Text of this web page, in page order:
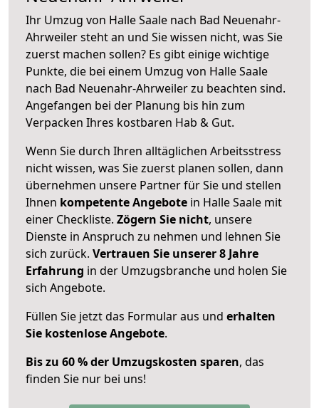
Ihr Umzug von Halle Saale nach Bad Neuenahr-
Ahrweiler steht an und Sie wissen nicht, was Sie
zuerst machen sollen? Es gibt einige wichtige
Punkte, die bei einem Umzug von Halle Saale
nach Bad Neuenahr-Ahrweiler zu beachten sind.
Angefangen bei der Planung bis hin zum
Verpacken Ihres kostbaren Hab & Gut.
Wenn Sie durch Ihren alltäglichen Arbeitsstress
nicht wissen, was Sie zuerst planen sollen, dann
übernehmen unsere Partner für Sie und stellen
Ihnen kompetente Angebote in Halle Saale mit
einer Checkliste. Zögern Sie nicht, unsere
Dienste in Anspruch zu nehmen und lehnen Sie
sich zurück. Vertrauen Sie unserer 8 Jahre
Erfahrung in der Umzugsbranche und holen Sie
sich Angebote.
Füllen Sie jetzt das Formular aus und erhalten
Sie kostenlose Angebote.
Bis zu 60 % der Umzugskosten sparen, das
finden Sie nur bei uns!